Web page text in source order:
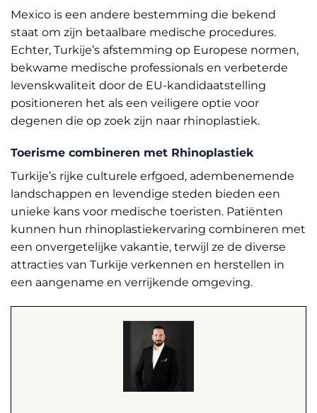
Mexico is een andere bestemming die bekend
staat om zijn betaalbare medische procedures.
Echter, Turkije’s afstemming op Europese normen,
bekwame medische professionals en verbeterde
levenskwaliteit door de EU-kandidaatstelling
positioneren het als een veiligere optie voor
degenen die op zoek zijn naar rhinoplastiek.
Toerisme combineren met Rhinoplastiek
Turkije’s rijke culturele erfgoed, adembenemende
landschappen en levendige steden bieden een
unieke kans voor medische toeristen. Patiënten
kunnen hun rhinoplastiekervaring combineren met
een onvergetelijke vakantie, terwijl ze de diverse
attracties van Turkije verkennen en herstellen in
een aangename en verrijkende omgeving.